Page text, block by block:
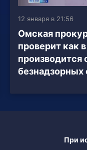
12 января в 21:56
Омская
проверит как
производится
безнадзорных
При